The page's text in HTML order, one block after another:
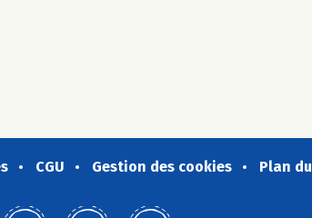
CGU Gestion des cookies Plan